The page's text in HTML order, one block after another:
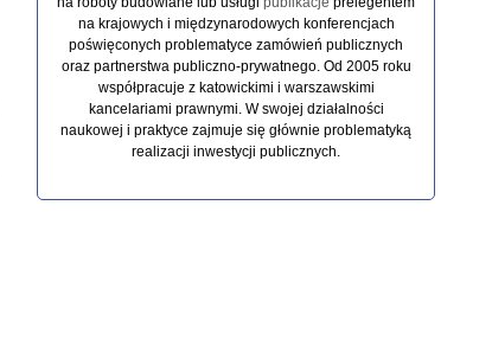
na krajowych i międzynarodowych konferencjach
poświęconych problematyce zamówień publicznych
oraz partnerstwa publiczno-prywatnego. Od 2005 roku
współpracuje z katowickimi i warszawskimi
kancelariami prawnymi. W swojej działalności
naukowej i praktyce zajmuje się głównie problematyką
realizacji inwestycji publicznych.